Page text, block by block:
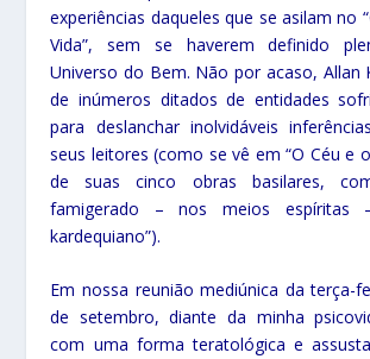
experiências daqueles que se asilam no
Vida”, sem se haverem definido
Universo do Bem. Não por acaso, Allan
de inúmeros ditados de entidades
para deslanchar inolvidáveis
seus leitores (como se vê em “O Céu e
de suas cinco obras basilares,
famigerado – nos meios espíritas
kardequiano”).
Em nossa reunião mediúnica da terça-
de setembro, diante da minha
com uma forma teratológica e